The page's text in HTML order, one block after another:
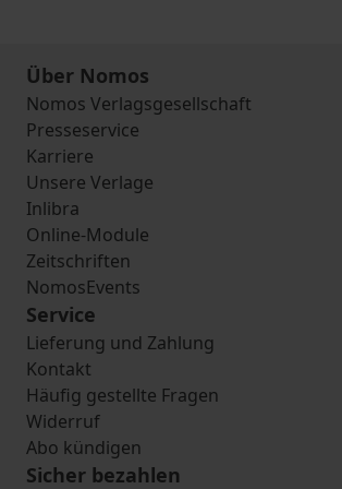
Über Nomos
Nomos Verlagsgesellschaft
Presseservice
Karriere
Unsere Verlage
Inlibra
Online-Module
Zeitschriften
NomosEvents
Service
Lieferung und Zahlung
Kontakt
Häufig gestellte Fragen
Widerruf
Abo kündigen
Sicher bezahlen